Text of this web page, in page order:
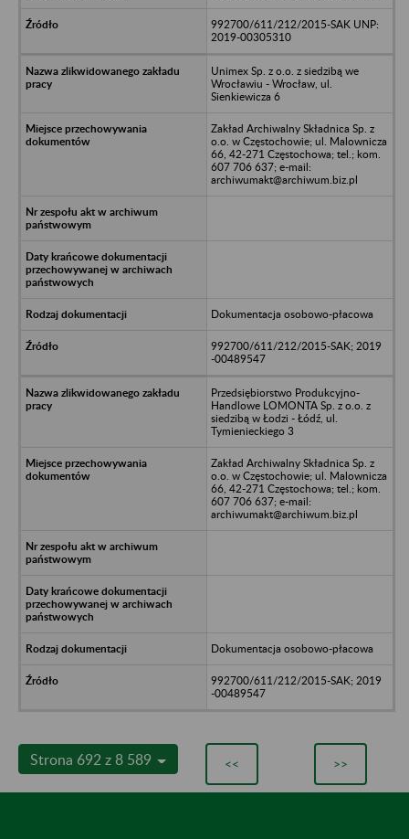
992700/611/212/2015-SAK UNP:
2019-00305310
Unimex Sp. z o.o. z siedzibą we
Wrocławiu - Wrocław, ul.
Sienkiewicza 6
Zakład Archiwalny Składnica Sp. z
o.o. w Częstochowie; ul. Malownicza
66, 42-271 Częstochowa; tel.; kom.
607 706 637; e-mail:
archiwumakt@archiwum.biz.pl
Dokumentacja osobowo-płacowa
992700/611/212/2015-SAK; 2019
-00489547
Przedsiębiorstwo Produkcyjno-
Handlowe LOMONTA Sp. z o.o. z
siedzibą w Łodzi - Łódź, ul.
Tymienieckiego 3
Zakład Archiwalny Składnica Sp. z
o.o. w Częstochowie; ul. Malownicza
66, 42-271 Częstochowa; tel.; kom.
607 706 637; e-mail:
archiwumakt@archiwum.biz.pl
Dokumentacja osobowo-płacowa
992700/611/212/2015-SAK; 2019
-00489547
Strona 692 z 8 589 << >>